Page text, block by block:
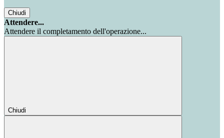
Chiudi
Attendere...
Attendere il completamento dell'operazione...
Chiudi